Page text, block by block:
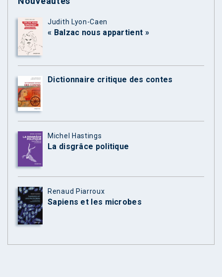
Judith Lyon-Caen
« Balzac nous appartient »
Dictionnaire critique des contes
Michel Hastings
La disgrâce politique
Renaud Piarroux
Sapiens et les microbes